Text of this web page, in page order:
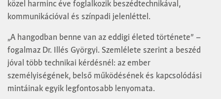
közel harminc éve foglalkozik beszédtechnikával,
kommunikációval és színpadi jelenléttel.
„A hangodban benne van az eddigi életed története” –
fogalmaz Dr. Illés Györgyi. Szemlélete szerint a beszéd
jóval több technikai kérdésnél: az ember
személyiségének, belső működésének és kapcsolódási
mintáinak egyik legfontosabb lenyomata.